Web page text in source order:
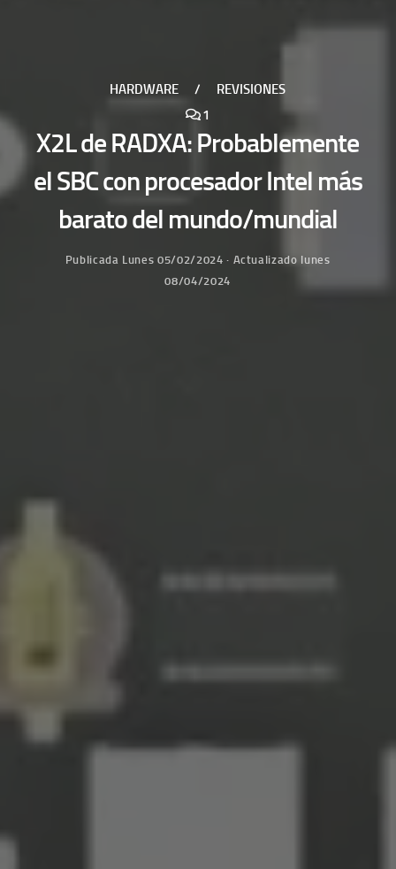
HARDWARE /
REVISIONES
1
X2L de RADXA: Probablemente
el SBC con procesador Intel más
barato del mundo/mundial
Publicada Lunes 05/02/2024 · Actualizado lunes
08/04/2024